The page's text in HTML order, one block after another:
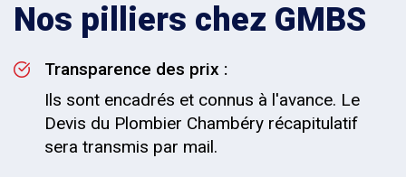
Nos pilliers chez GMBS
Transparence des prix :
Ils sont encadrés et connus à l'avance. Le
Devis du Plombier Chambéry récapitulatif
sera transmis par mail.